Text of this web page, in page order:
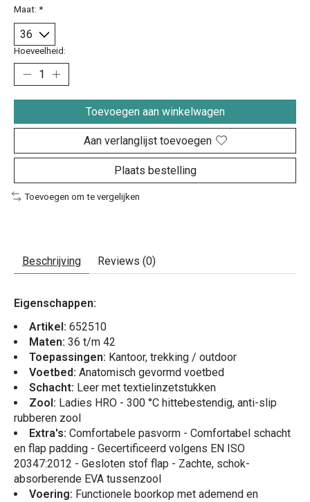
Maat: *
Hoeveelheid:
Toevoegen aan winkelwagen
Aan verlanglijst toevoegen
Plaats bestelling
Toevoegen om te vergelijken
Beschrijving Reviews (0)
Eigenschappen:
Artikel: 652510
Maten: 36 t/m 42
Toepassingen: Kantoor, trekking / outdoor
Voetbed: Anatomisch gevormd voetbed
Schacht: Leer met textielinzetstukken
Zool: Ladies HRO - 300 °C hittebestendig, anti-slip
rubberen zool
Extra's: Comfortabele pasvorm - Comfortabel schacht
en flap padding - Gecertificeerd volgens EN ISO
20347:2012 - Gesloten stof flap - Zachte, schok-
absorberende EVA tussenzool
Voering: Functionele boorkop met ademend en